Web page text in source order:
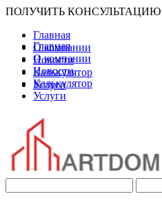
ПОЛУЧИТЬ КОНСУЛЬТАЦИЮ
Главная
О компании
Новости
Калькулятор
Услуги
Главная
О компании
Новости
Калькулятор
Услуги